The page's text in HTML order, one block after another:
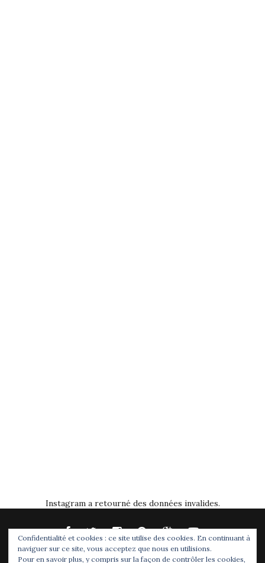
Instagram a retourné des données invalides.
Confidentialité et cookies : ce site utilise des cookies. En continuant à
naviguer sur ce site, vous acceptez que nous en utilisions.
Pour en savoir plus, y compris sur la façon de contrôler les cookies,